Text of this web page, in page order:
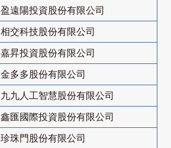
盈遠陽投資股份有限公司
相交科技股份有限公司
嘉昇投資股份有限公司
金多多股份有限公司
九九人工智慧股份有限公司
鑫匯國際投資股份有限公司
珍珠門股份有限公司